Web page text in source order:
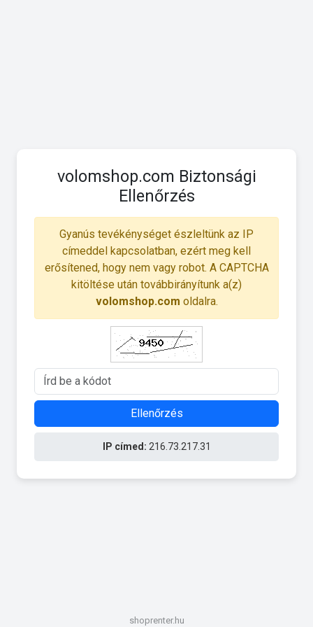
volomshop.com Biztonsági
Ellenőrzés
Gyanús tevékénységet észleltünk az IP
címeddel kapcsolatban, ezért meg kell
erősítened, hogy nem vagy robot. A CAPTCHA
kitöltése után továbbirányítunk a(z)
volomshop.com oldalra.
Ellenőrzés
IP címed: 216.73.217.31
shoprenter.hu